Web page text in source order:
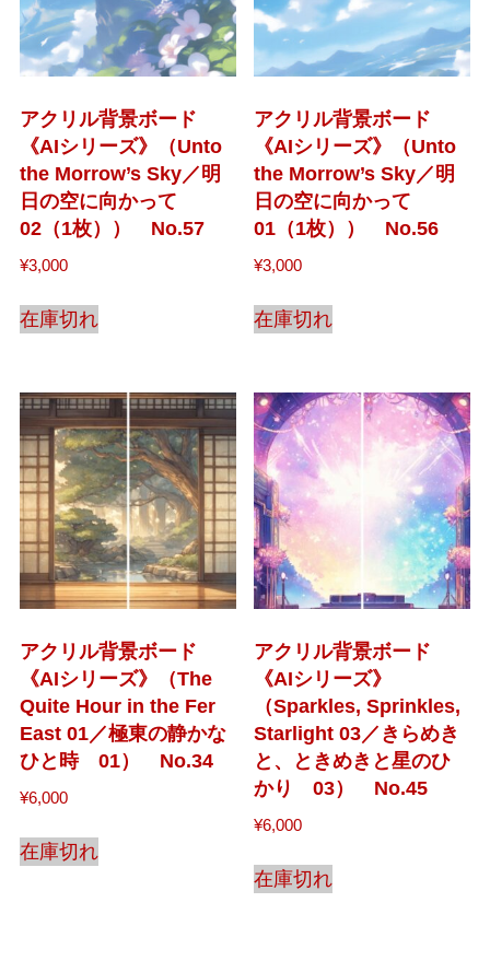
アクリル背景ボード
《AIシリーズ》（Unto
the Morrow’s Sky／明
日の空に向かって
02（1枚）） No.57
¥3,000
在庫切れ
アクリル背景ボード
《AIシリーズ》（Unto
the Morrow’s Sky／明
日の空に向かって
01（1枚）） No.56
¥3,000
在庫切れ
アクリル背景ボード
《AIシリーズ》（The
Quite Hour in the Fer
East 01／極東の静かな
ひと時 01） No.34
¥6,000
在庫切れ
アクリル背景ボード
《AIシリーズ》
（Sparkles, Sprinkles,
Starlight 03／きらめき
と、ときめきと星のひ
かり 03） No.45
¥6,000
在庫切れ